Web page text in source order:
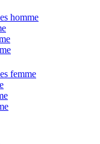
homme
femme